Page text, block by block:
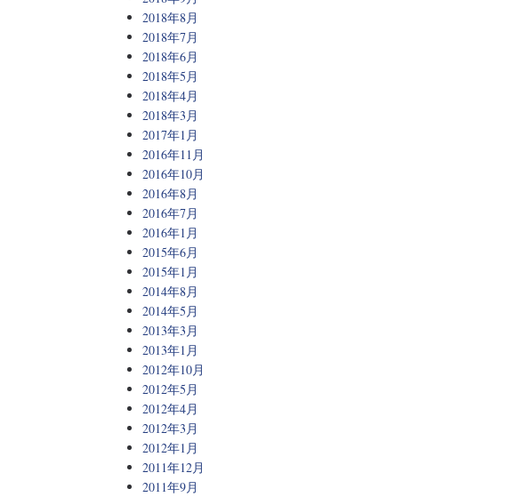
2018年8月
2018年7月
2018年6月
2018年5月
2018年4月
2018年3月
2017年1月
2016年11月
2016年10月
2016年8月
2016年7月
2016年1月
2015年6月
2015年1月
2014年8月
2014年5月
2013年3月
2013年1月
2012年10月
2012年5月
2012年4月
2012年3月
2012年1月
2011年12月
2011年9月